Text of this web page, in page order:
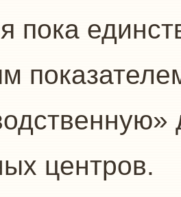
пока
центров.